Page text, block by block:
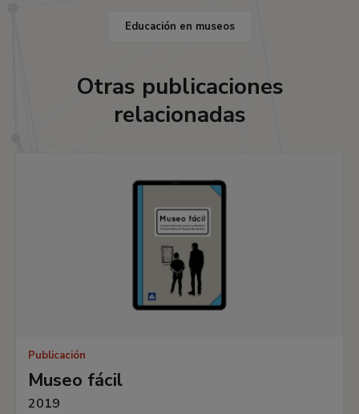
Educación en museos
Otras publicaciones
relacionadas
Publicación
Museo fácil
2019